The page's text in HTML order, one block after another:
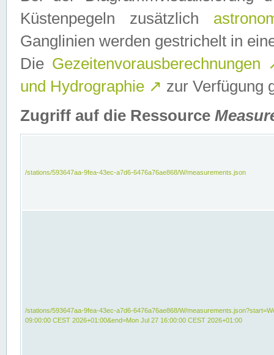
Küstenpegeln zusätzlich
Ganglinien werden gestrichelt in
Die Gezeitenvorausberechnungen
und Hydrographie ↗ zur Verfügung
Zugriff auf die Ressource
/stations/593647aa-9fea-43ec-a7d6-6476a76ae868/W/measurements.json
/stations/593647aa-9fea-43ec-a7d6-6476a76ae868/W/
09:00:00 CEST 2026+01:00&end=Mon Jul 27 16:00:00 CEST 2026+01:00